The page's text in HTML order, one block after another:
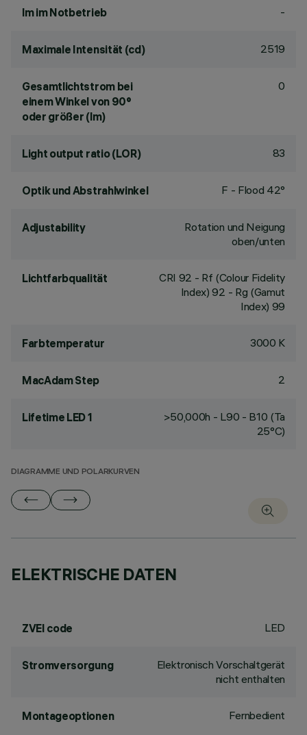
lm im Notbetrieb -
Maximale Intensität (cd) 2519
Gesamtlichtstrom bei
einem Winkel von 90°
oder größer (lm)
0
Light output ratio (LOR) 83
Optik und Abstrahlwinkel F - Flood 42°
Adjustability
Rotation und Neigung
oben/unten
Lichtfarbqualität CRI 92 - Rf (Colour Fidelity
Index) 92 - Rg (Gamut
Index) 99
Farbtemperatur 3000 K
MacAdam Step 2
Lifetime LED 1
>50,000h - L90 - B10 (Ta
25°C)
DIAGRAMME UND POLARKURVEN
ELEKTRISCHE DATEN
ZVEI code LED
Stromversorgung
Elektronisch Vorschaltgerät
nicht enthalten
Montageoptionen Fernbedient